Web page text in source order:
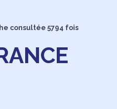
consultée 5794 fois